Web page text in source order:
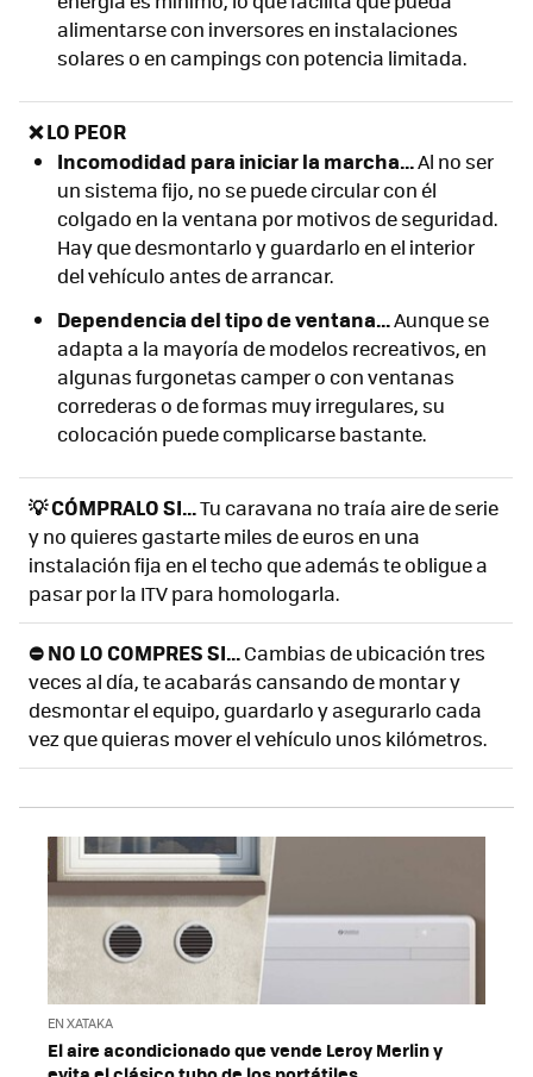
alimentarse con inversores en instalaciones
solares o en campings con potencia limitada.
❌ LO PEOR
Incomodidad para iniciar la marcha...Al no ser
un sistema fijo, no se puede circular con él
colgado en la ventana por motivos de seguridad.
Hay que desmontarlo y guardarlo en el interior
del vehículo antes de arrancar.
Dependencia del tipo de ventana...Aunque se
adapta a la mayoría de modelos recreativos, en
algunas furgonetas camper o con ventanas
correderas o de formas muy irregulares, su
colocación puede complicarse bastante.
💡 CÓMPRALO SI...Tu caravana no traía aire de serie
y no quieres gastarte miles de euros en una
instalación fija en el techo que además te obligue a
pasar por la ITV para homologarla.
⛔ NO LO COMPRES SI...Cambias de ubicación tres
veces al día, te acabarás cansando de montar y
desmontar el equipo, guardarlo y asegurarlo cada
vez que quieras mover el vehículo unos kilómetros.
EN XATAKA
El aire acondicionado que vende Leroy Merlin y